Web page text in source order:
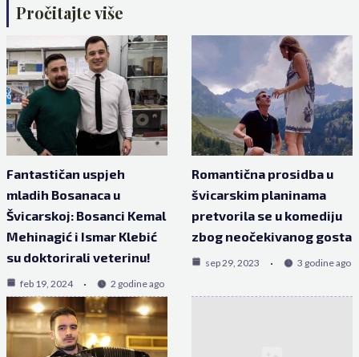
Pročitajte više
Fantastičan uspjeh
mladih Bosanaca u
Švicarskoj: Bosanci Kemal
Mehinagić i Ismar Klebić
su doktorirali veterinu!
feb 19, 2024 2 godine ago
Romantična prosidba u
švicarskim planinama
pretvorila se u komediju
zbog neočekivanog gosta
sep 29, 2023 3 godine ago